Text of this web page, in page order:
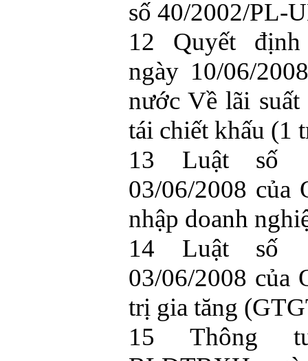
số 40/2002/PL-
12 Quyết
ngày 10/06/
nước Về lãi
tái chiết khấu (1
13 Luật số
03/06/2008 của
nhập doanh
14 Luật số
03/06/2008 của
trị gia tăng
15 Thông